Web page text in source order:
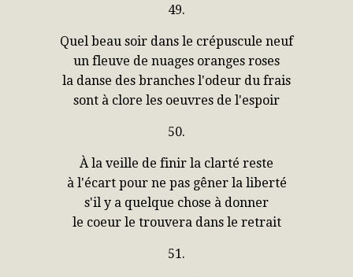
49.
Quel beau soir dans le crépuscule neuf
un fleuve de nuages oranges roses
la danse des branches l'odeur du frais
sont à clore les oeuvres de l'espoir
50.
À la veille de finir la clarté reste
à l'écart pour ne pas gêner la liberté
s'il y a quelque chose à donner
le coeur le trouvera dans le retrait
51.